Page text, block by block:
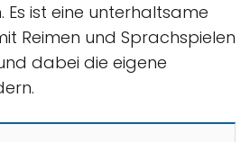
Es ist eine unterhaltsame
Reimen und Sprachspielen
dabei die eigene